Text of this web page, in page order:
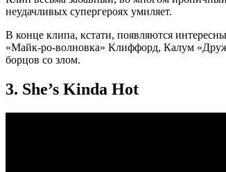
неудачливых супергероях умиляет.
В конце клипа, кстати, появляются
«Майк-ро-волновка» Клиффорд, Калум
борцов со злом.
3. She’s Kinda Hot